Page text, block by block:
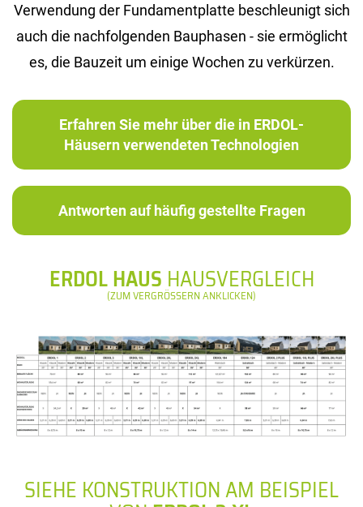
Ver­wen­dung der Fun­da­ment­plat­te be­schleu­nigt sich
auch die nach­fol­gen­den Bau­pha­sen - sie er­mög­licht
es, die Bau­zeit um ei­ni­ge Wo­chen zu ver­kür­zen.
Erfahren Sie mehr über die in ERDOL-
Häusern verwendeten Technologien
Antworten auf häufig gestellte Fragen
ERDOL HAUS HAUSVERGLEICH
(ZUM VERGRÖSSERN ANKLICKEN)
SIEHE KONSTRUKTION AM BEISPIEL